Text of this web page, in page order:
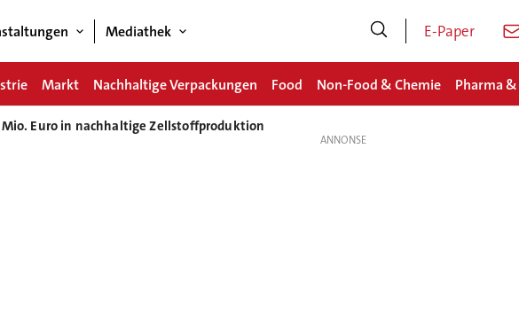
Mediathek E-Paper
Markt Nachhaltige Verpackungen Food Non-Food & Chemie Pharma
Euro in nachhaltige Zellstoffproduktion